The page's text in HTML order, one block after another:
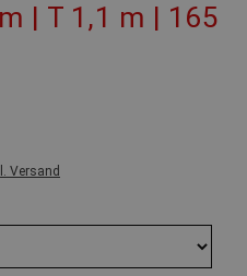
| T 1,1 m | 165
Versand